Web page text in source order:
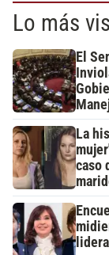
Lo más
El
La
caso